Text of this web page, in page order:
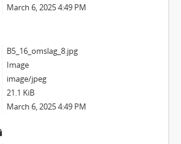
March 6, 2025 4:49 PM
B5_16_omslag_8.jpg
Image
image/jpeg
21.1 KiB
March 6, 2025 4:49 PM